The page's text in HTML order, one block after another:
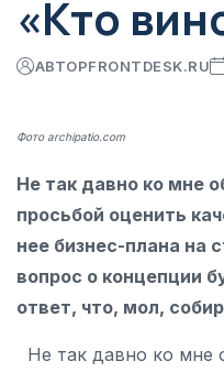
«Кто
АВТОРFRONTDESK.RU
Фото archipatio.com
Не так давно ко мне
просьбой оценить
нее бизнес-плана на
вопрос о концепции
ответ, что, мол,
Не так давно ко мне